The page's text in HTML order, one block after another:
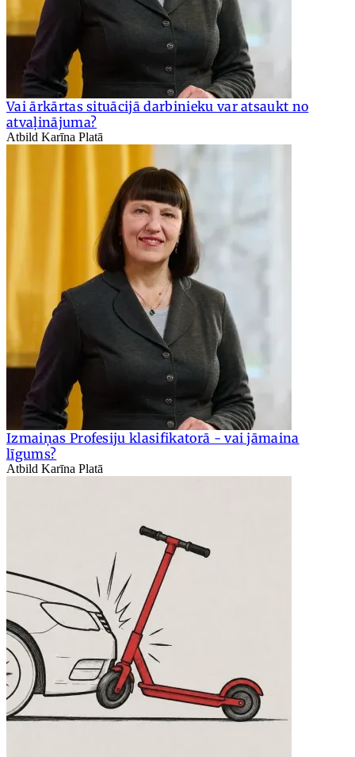
Vai ārkārtas situācijā darbinieku var atsaukt no
atvaļinājuma?
Atbild Karīna Platā
Izmaiņas Profesiju klasifikatorā - vai jāmaina
līgums?
Atbild Karīna Platā